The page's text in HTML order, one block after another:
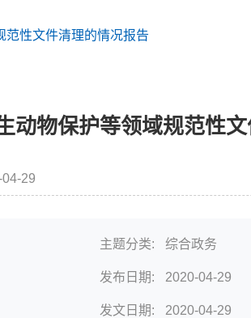
范性文件清理的情况报告
动物保护等领域规范性
29
主题分类: 综合政务
发布日期: 2020-04-29
发文日期: 2020-04-29